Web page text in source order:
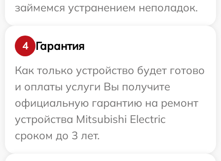
займемся устранением неполадок.
4
Гарантия
Как только устройство будет готово
и оплаты услуги Вы получите
официальную гарантию на ремонт
устройства Mitsubishi Electric
сроком до 3 лет.